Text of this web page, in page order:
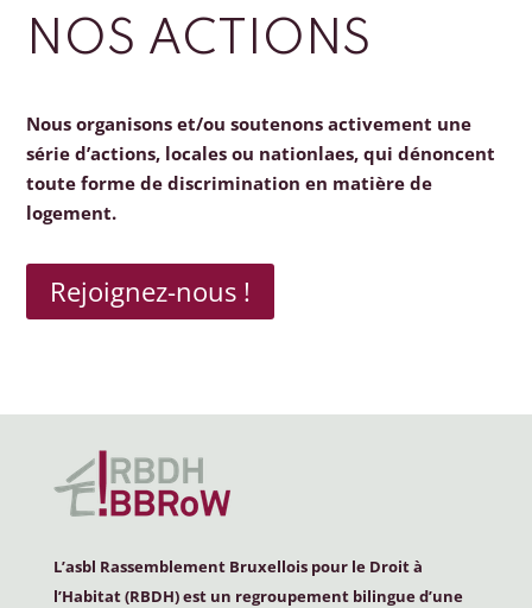
NOS ACTIONS
Nous organisons et/ou soutenons activement une
série d’actions, locales ou nationlaes, qui dénoncent
toute forme de discrimination en matière de
logement.
Rejoignez-nous !
L’asbl Rassemblement Bruxellois pour le Droit à
l’Habitat (RBDH) est un regroupement bilingue d’une